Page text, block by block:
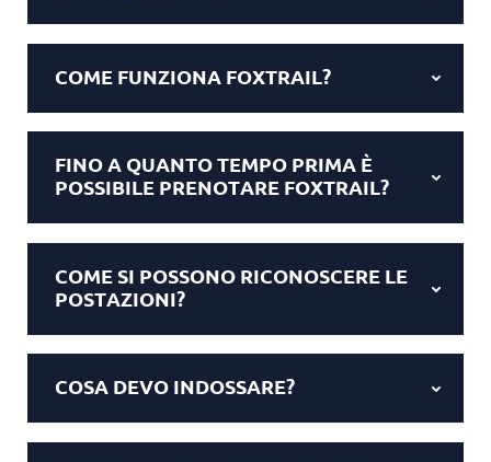
COME FUNZIONA FOXTRAIL?
FINO A QUANTO TEMPO PRIMA È
POSSIBILE PRENOTARE FOXTRAIL?
COME SI POSSONO RICONOSCERE LE
POSTAZIONI?
COSA DEVO INDOSSARE?